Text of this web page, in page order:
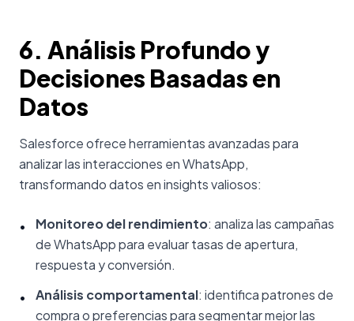
6. Análisis Profundo y
Decisiones Basadas en
Datos
Salesforce ofrece herramientas avanzadas para
analizar las interacciones en WhatsApp,
transformando datos en insights valiosos:
• Monitoreo del rendimiento: analiza las campañas
de WhatsApp para evaluar tasas de apertura,
respuesta y conversión.
•
Análisis comportamental: identifica patrones de
compra o preferencias para segmentar mejor las